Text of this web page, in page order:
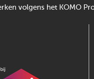
volgens het KOMO